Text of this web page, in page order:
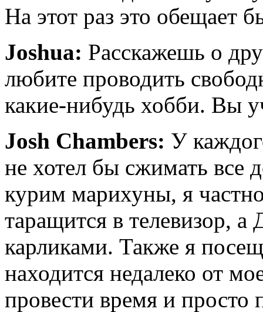
На этот раз это обещает
Joshua: Расскажешь о
любите проводить
какие-нибудь хобби. Вы
Josh Chambers: У
не хотел бы сжимать
курим марихуны, я
таращится в телевизор,
карликами. Также я
находится недалеко от
провести время и